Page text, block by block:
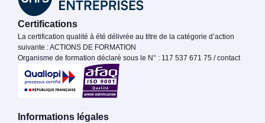
Certifications
La certification qualité à été délivrée au titre de la catégorie d’action
suivante : ACTIONS DE FORMATION
Organisme de formation déclaré sous le N° : 117 537 671 75 / contact
Informations légales